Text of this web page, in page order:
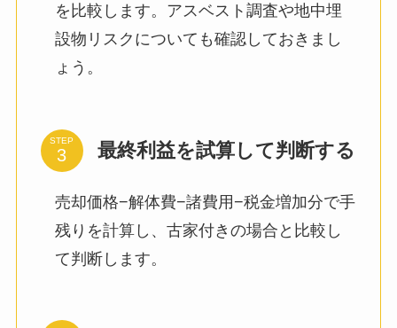
を比較します。アスベスト調査や地中埋
設物リスクについても確認しておきまし
ょう。
STEP 最終利益を試算して判断する
売却価格−解体費−諸費用−税金増加分で手
残りを計算し、古家付きの場合と比較し
て判断します。